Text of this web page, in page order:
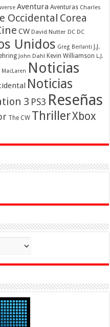
Aventura Aventuras Charles
Occidental Corea
CW David Nutter DC DC
Unidos Greg Berlanti
J.J.
John Dahl Kevin Williamson L.J.
Noticias
Noticias
3 PS3 Reseñas
The CW ThrillerXbox